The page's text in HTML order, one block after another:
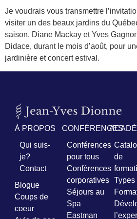
Je voudrais vous transmettre
visiter un des beaux jardins du
saison. Diane Mackay et Yves
Didace, durant le mois d’août, pour
jardinière et concert estival.
À PROPOS
Qui suis-
je?
Contact
Blogue
Coups de
coeur
CONFÉRENCES
Conférences
pour tous
Conférences
corporatives
Séjours au
Spa
Eastman
de
Types
Prénom
*
Courriel
vous
désabonner
en
temps
Je
m'abonne